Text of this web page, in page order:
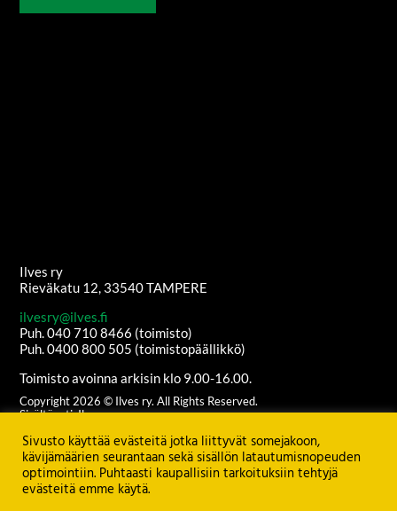
Ilves ry
Rieväkatu 12, 33540 TAMPERE
ilvesry@ilves.fi
Puh. 040 710 8466 (toimisto)
Puh. 0400 800 505 (toimistopäällikkö)
Toimisto avoinna arkisin klo 9.00-16.00.
Copyright 2026 © Ilves ry. All Rights Reserved.
Sisältöanti: Ilves ry
Palvelimen ylläpito:Seravo Oy
KatsoTIETOSUOJASELOSTE
Sivusto käyttää evästeitä jotka liittyvät somejakoon,
kävijämäärien seurantaan sekä sisällön latautumisnopeuden
optimointiin. Puhtaasti kaupallisiin tarkoituksiin tehtyjä
evästeitä emme käytä.